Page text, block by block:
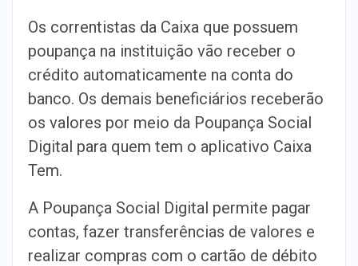
Os correntistas da Caixa que possuem
poupança na instituição vão receber o
crédito automaticamente na conta do
banco. Os demais beneficiários receberão
os valores por meio da Poupança Social
Digital para quem tem o aplicativo Caixa
Tem.
A Poupança Social Digital permite pagar
contas, fazer transferências de valores e
realizar compras com o cartão de débito